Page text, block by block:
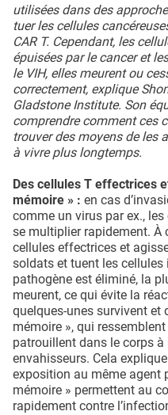
utilisées dans des
tuer les cellules
CAR T. Cependant, les
épuisées par le cancer et
le VIH, elles meurent ou
correctement, explique
Gladstone Institute. Son
comprendre comment ces
trouver des moyens de les
à vivre plus longtemps.
Des cellules T effectrices
mémoire » : en cas
comme un virus par ex.,
se multiplier rapidement. À
cellules effectrices et
soldats et tuent les
pathogène est éliminé, la
meurent, ce qui évite la
quelques-unes survivent et
mémoire », qui
patrouillent dans le corps à
envahisseurs. Cela
exposition au même agent
mémoire » permettent au
rapidement contre